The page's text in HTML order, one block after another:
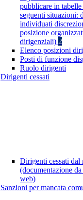
pubblicare in
seguenti situazioni:
individuati
posizione
dirigenziali) 2
Elenco posizioni
Posti di funzione
Ruolo dirigenti
Dirigenti cessati
Dirigenti cessati
(documentazione
web)
Sanzioni per mancata